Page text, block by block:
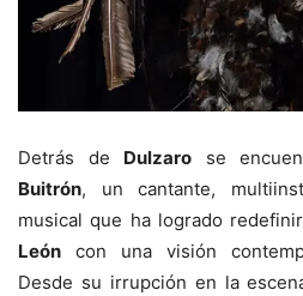
Detrás de Dulzaro se
Buitrón, un cantante,
musical que ha logrado
León con una visión
Desde su irrupción en la